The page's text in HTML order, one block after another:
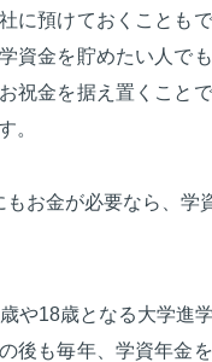
に預けておくことも
資金を貯めたい人で
祝金を据え置くこと
。
もお金が必要なら、学
や18歳となる大学進
後も毎年、学資年金